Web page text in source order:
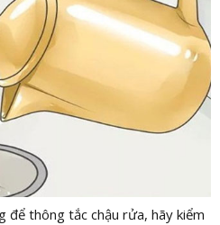
để thông tắc chậu rửa, hãy kiểm